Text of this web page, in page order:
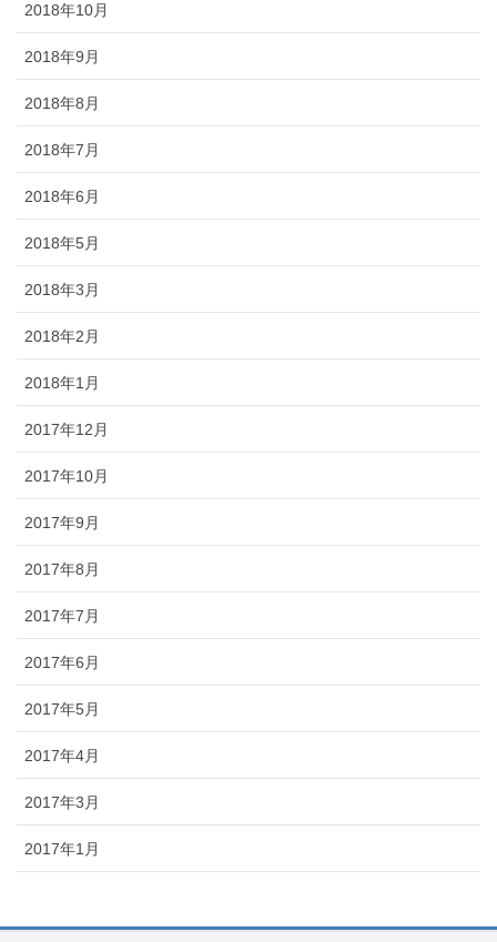
2018年10月
2018年9月
2018年8月
2018年7月
2018年6月
2018年5月
2018年3月
2018年2月
2018年1月
2017年12月
2017年10月
2017年9月
2017年8月
2017年7月
2017年6月
2017年5月
2017年4月
2017年3月
2017年1月